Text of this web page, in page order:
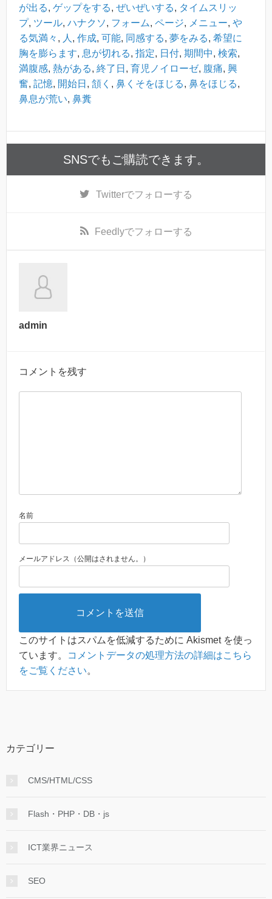
が出る, ゲップをする, ぜいぜいする, タイムスリッ
プ, ツール, ハナクソ, フォーム, ページ, メニュー, や
る気満々 , 人 , 作成, 可能, 同感する, 夢をみる, 希望に
胸を膨らます, 息が切れる, 指定, 日付, 期間中, 検索,
満腹感, 熱がある, 終了日 , 育児ノイローゼ, 腹痛, 興
奮, 記憶, 開始日 , 頷く , 鼻くそをほじる, 鼻をほじる,
鼻息が荒い, 鼻糞
SNSでもご購読できます。
Twitterでフォローする
Feedlyでフォローする
admin
コメントを残す
名前
メールアドレス（公開はされません。）
このサイトはスパムを低減するために Akismet を使っ
ています。
コメントデータの処理方法の詳細はこちら
をご覧ください。
カテゴリー
CMS/HTML/CSS
Flash・PHP・DB・js
ICT業界ニュース
SEO